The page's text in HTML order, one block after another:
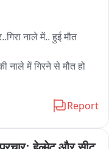
नाले में.. हुई मौत
नाले में गिरने से मौत हो
के बाद.. पानी का फ्लो Report